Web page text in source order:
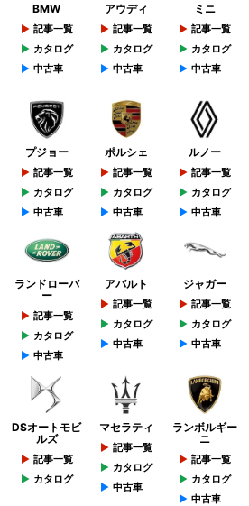
BMW
記事一覧
カタログ
中古車
アウディ
記事一覧
カタログ
中古車
ミニ
記事一覧
カタログ
中古車
プジョー
記事一覧
カタログ
中古車
ポルシェ
記事一覧
カタログ
中古車
ルノー
記事一覧
カタログ
中古車
ランドローバ
ー
記事一覧
カタログ
中古車
アバルト
記事一覧
カタログ
中古車
ジャガー
記事一覧
カタログ
中古車
DSオートモビ
ルズ
記事一覧
カタログ
マセラティ
記事一覧
カタログ
中古車
ランボルギー
ニ
記事一覧
カタログ
中古車